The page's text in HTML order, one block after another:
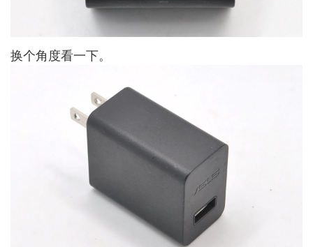
换个角度看一下。